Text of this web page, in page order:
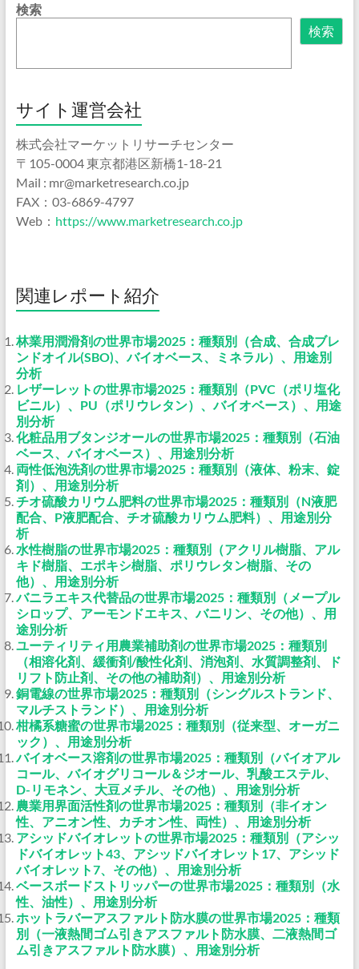
検索
検索
サイト運営会社
株式会社マーケットリサーチセンター
〒105-0004 東京都港区新橋1-18-21
Mail : mr@marketresearch.co.jp
FAX：03-6869-4797
Web： https://www.marketresearch.co.jp
関連レポート紹介
林業用潤滑剤の世界市場2025：種類別（合成、合成ブレ
ンドオイル(SBO)、バイオベース、ミネラル）、用途別
分析
レザーレットの世界市場2025：種類別（PVC（ポリ塩化
ビニル）、PU（ポリウレタン）、バイオベース）、用途
別分析
化粧品用ブタンジオールの世界市場2025：種類別（石油
ベース、バイオベース）、用途別分析
両性低泡洗剤の世界市場2025：種類別（液体、粉末、錠
剤）、用途別分析
チオ硫酸カリウム肥料の世界市場2025：種類別（N液肥
配合、P液肥配合、チオ硫酸カリウム肥料）、用途別分
析
水性樹脂の世界市場2025：種類別（アクリル樹脂、アル
キド樹脂、エポキシ樹脂、ポリウレタン樹脂、その
他）、用途別分析
バニラエキス代替品の世界市場2025：種類別（メープル
シロップ、アーモンドエキス、バニリン、その他）、用
途別分析
ユーティリティ用農業補助剤の世界市場2025：種類別
（相溶化剤、緩衝剤/酸性化剤、消泡剤、水質調整剤、ド
リフト防止剤、その他の補助剤）、用途別分析
銅電線の世界市場2025：種類別（シングルストランド、
マルチストランド）、用途別分析
柑橘系糖蜜の世界市場2025：種類別（従来型、オーガニ
ック）、用途別分析
バイオベース溶剤の世界市場2025：種類別（バイオアル
コール、バイオグリコール＆ジオール、乳酸エステル、
D-リモネン、大豆メチル、その他）、用途別分析
農業用界面活性剤の世界市場2025：種類別（非イオン
性、アニオン性、カチオン性、両性）、用途別分析
アシッドバイオレットの世界市場2025：種類別（アシッ
ドバイオレット43、アシッドバイオレット17、アシッド
バイオレット7、その他）、用途別分析
ベースボードストリッパーの世界市場2025：種類別（水
性、油性）、用途別分析
ホットラバーアスファルト防水膜の世界市場2025：種類
別（一液熱間ゴム引きアスファルト防水膜、二液熱間ゴ
ム引きアスファルト防水膜）、用途別分析